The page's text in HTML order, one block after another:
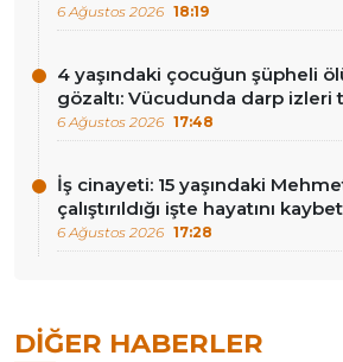
6 Ağustos 2026 18:19
4 yaşındaki çocuğun şüpheli
gözaltı: Vücudunda darp izleri
6 Ağustos 2026 17:48
İş cinayeti: 15 yaşındaki
çalıştırıldığı işte hayatını
6 Ağustos 2026 17:28
DIĞER HABERLER